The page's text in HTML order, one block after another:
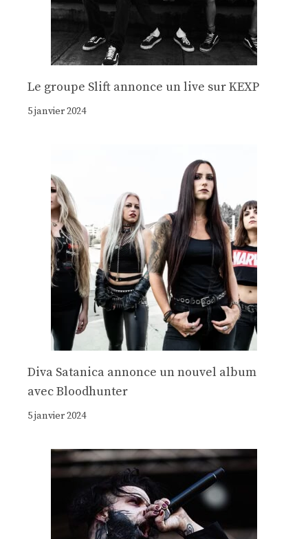
Le groupe Slift annonce un live sur KEXP
5 janvier 2024
Diva Satanica annonce un nouvel album
avec Bloodhunter
5 janvier 2024